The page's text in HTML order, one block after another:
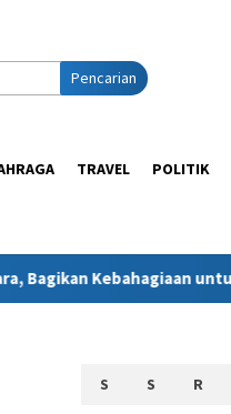
Pencarian
TRAVEL POLITIK
untuk Masyarakat
S S R